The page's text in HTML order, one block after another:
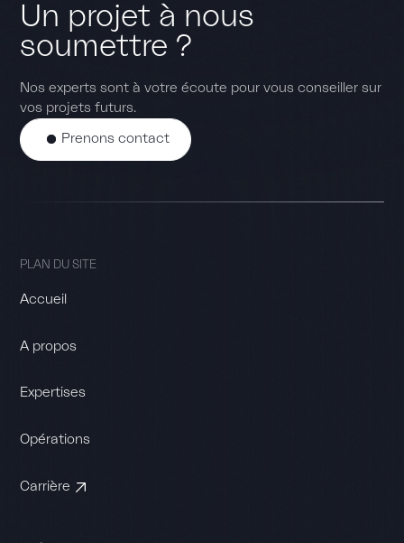
Un projet à nous
soumettre ?
Nos experts sont à votre écoute pour vous conseiller sur
vos projets futurs.
Prenons contact
PLAN DU SITE
Accueil
A propos
Expertises
Opérations
Carrière